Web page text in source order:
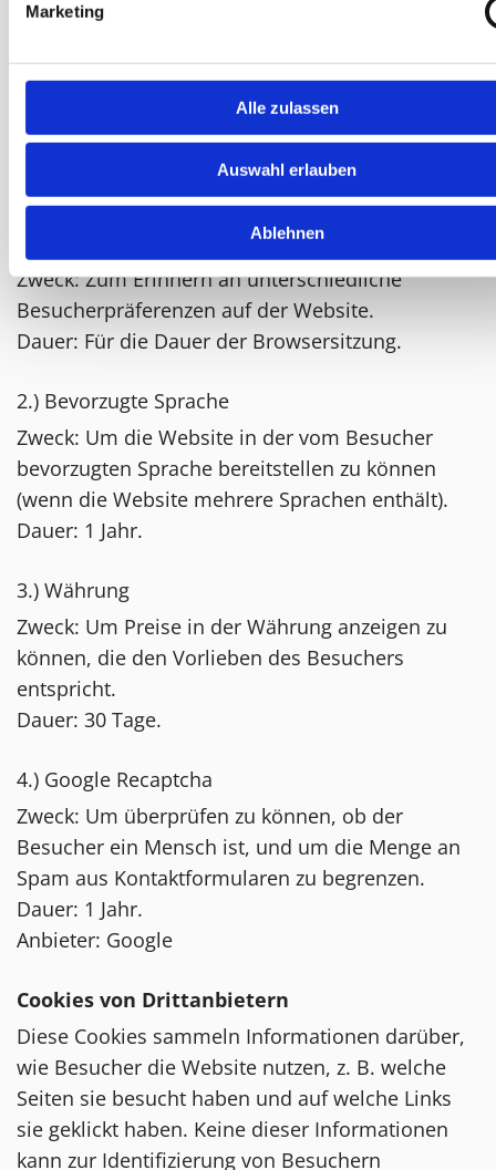
Marketing
Alle zulassen
Auswahl erlauben
Ablehnen
Notwendige Cookies
Diese Cookies sind wichtig, damit Besucher die
Website durchsuchen und ihre Funktionen
nutzen können. Keine dieser Informationen kann
zur Identifizierung von Besuchern verwendet
werden, da alle Daten anonymisiert sind.
Zweck: Zum Erinnern an unterschiedliche
Besucherpräferenzen auf der Website.
Dauer: Für die Dauer der Browsersitzung.
2.) Bevorzugte Sprache
Zweck: Um die Website in der vom Besucher
bevorzugten Sprache bereitstellen zu können
(wenn die Website mehrere Sprachen enthält).
Dauer: 1 Jahr.
3.) Währung
Zweck: Um Preise in der Währung anzeigen zu
können, die den Vorlieben des Besuchers
entspricht.
Dauer: 30 Tage.
4.) Google Recaptcha
Zweck: Um überprüfen zu können, ob der
Besucher ein Mensch ist, und um die Menge an
Spam aus Kontaktformularen zu begrenzen.
Dauer: 1 Jahr.
Anbieter: Google
Cookies von Drittanbietern
Diese Cookies sammeln Informationen darüber,
wie Besucher die Website nutzen, z. B. welche
Seiten sie besucht haben und auf welche Links
sie geklickt haben. Keine dieser Informationen
kann zur Identifizierung von Besuchern